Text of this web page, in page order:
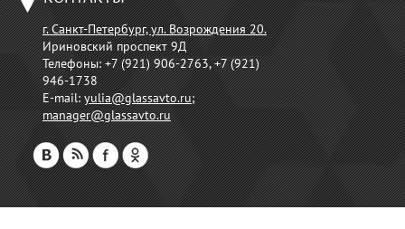
г. Санкт-Петербург, ул. Возрождения 20.
Ириновский проспект 9Д
Телефоны:+7 (921) 906-2763, +7 (921)
946-1738
E-mail:yulia@glassavto.ru;
manager@glassavto.ru